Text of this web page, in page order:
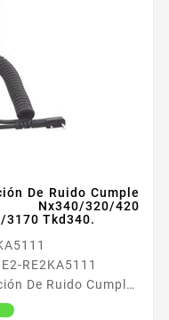
De Ruido Cumple
320/420
Tkd340.
RE2KA5111
De Ruido Cumple
320/420